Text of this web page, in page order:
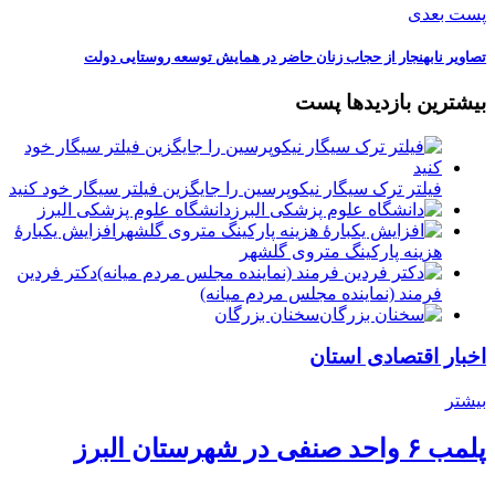
پست بعدی
‏تصاویر نابهنجار از حجاب‌ زنان حاضر در همایش توسعه روستایی دولت
بیشترین بازدیدها پست
فیلتر ترک سیگار نیکوپرسین را جایگزین فیلتر سیگار خود کنید
دانشگاه علوم پزشکی البرز
افزایش یکبارۀ
هزینه پارکینگ متروی گلشهر
دكتر فردين
فرمند (نماينده مجلس مردم میانه)
سخنان بزرگان
اخبار اقتصادی استان
بیشتر
پلمب ۶ واحد صنفی در شهرستان البرز